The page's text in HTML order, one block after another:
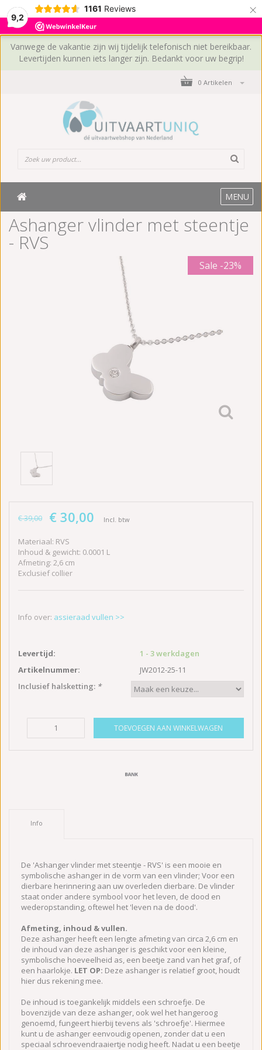
9,2
1161 Reviews ×
Vanwege de vakantie zijn wij tijdelijk telefonisch niet bereikbaar.
Levertijden kunnen iets langer zijn. Bedankt voor uw begrip!
0 Artikelen
MENU
Ashanger vlinder met steentje
- RVS
Sale -23%
€ 39,00 € 30,00 Incl. btw
Materiaal: RVS
Inhoud & gewicht: 0.0001 L
Afmeting: 2,6 cm
Exclusief collier
Info over: assieraad vullen >>
Levertijd:
1 - 3 werkdagen
Artikelnummer:
JW2012-25-11
Inclusief halsketting: *
TOEVOEGEN AAN WINKELWAGEN
Info
De 'Ashanger vlinder met steentje - RVS' is een mooie en
symbolische ashanger in de vorm van een vlinder; Voor een
dierbare herinnering aan uw overleden dierbare. De vlinder
staat onder andere symbool voor het leven, de dood en
wederopstanding, oftewel het 'leven na de dood'.
Afmeting, inhoud & vullen.
Deze ashanger heeft een lengte afmeting van circa 2,6 cm en
de inhoud van deze ashanger is geschikt voor een kleine,
symbolische hoeveelheid as, een beetje zand van het graf, of
een haarlokje. LET OP: Deze ashanger is relatief groot, houdt
hier dus rekening mee.
De inhoud is toegankelijk middels een schroefje. De
bovenzijde van deze ashanger, ook wel het hangeroog
genoemd, fungeert hierbij tevens als 'schroefje'. Hiermee
kunt u de ashanger eenvoudig openen, zonder dat u een
speciaal schroevendraaiertje nodig heeft. Nadat u een beetje